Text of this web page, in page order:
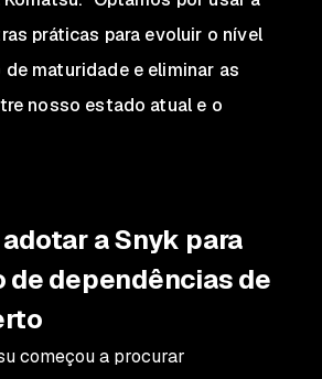
práticas para evoluir o nível
maturidade e eliminar as
nosso estado atual e o
a Snyk para
de dependências de
começou a procurar